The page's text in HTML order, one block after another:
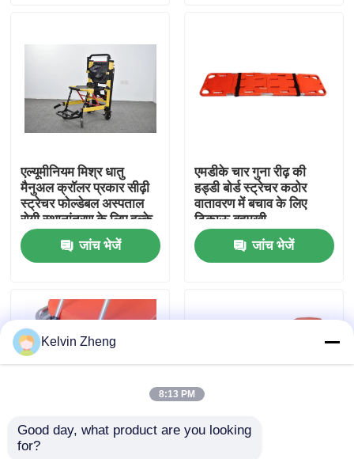
उत्पाद
वीडियो
कारखाने का दौरा
गुणवत्ता नियंत्रण
हमसे संपर्क करें
समाचार
उद्धरण मांगें
एल्यूमीनियम मिश्र धातु
मैनुअल क्रॉलर प्रकार सीढ़ी
स्ट्रेचर फोल्डेबल अस्पताल
रोगी स्थानांतरण के लिए हल्के
जांच भेजें
एमडीके चार गुना रीढ़ की
हड्डी बोर्ड स्ट्रेचर कठोर
वातावरण में बचाव के लिए
टिकाऊ बहुमुखी
जांच भेजें
H500mm टिकाऊ
Kelvin Zheng
8:13 PM
Good day, what product are you looking
for?